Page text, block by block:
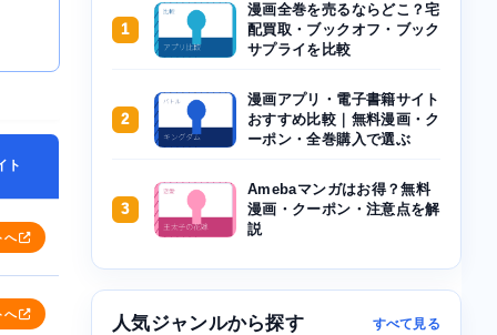
ト
へ
へ
1
漫画全巻を売るならどこ？宅
配買取・ブックオフ・ブック
サプライを比較
2
漫画アプリ・電子書籍サイト
おすすめ比較｜無料漫画・ク
ーポン・全巻購入で選ぶ
3
Amebaマンガはお得？無料
漫画・クーポン・注意点を解
説
人気ジャンルから探す すべて見る